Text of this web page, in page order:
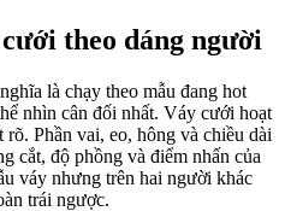
theo dáng người
là chạy theo mẫu đang hot
nhìn cân đối nhất. Váy cưới hoạt
Phần vai, eo, hông và chiều dài
cắt, độ phồng và điểm nhấn của
váy nhưng trên hai người khác
trái ngược.